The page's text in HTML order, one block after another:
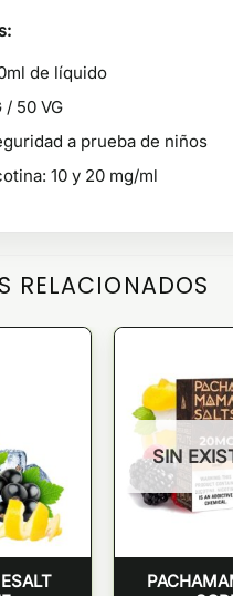
de líquido
/ 50 VG
a prueba de niños
10 y 20 mg/ml
RELACIONADOS
SIN